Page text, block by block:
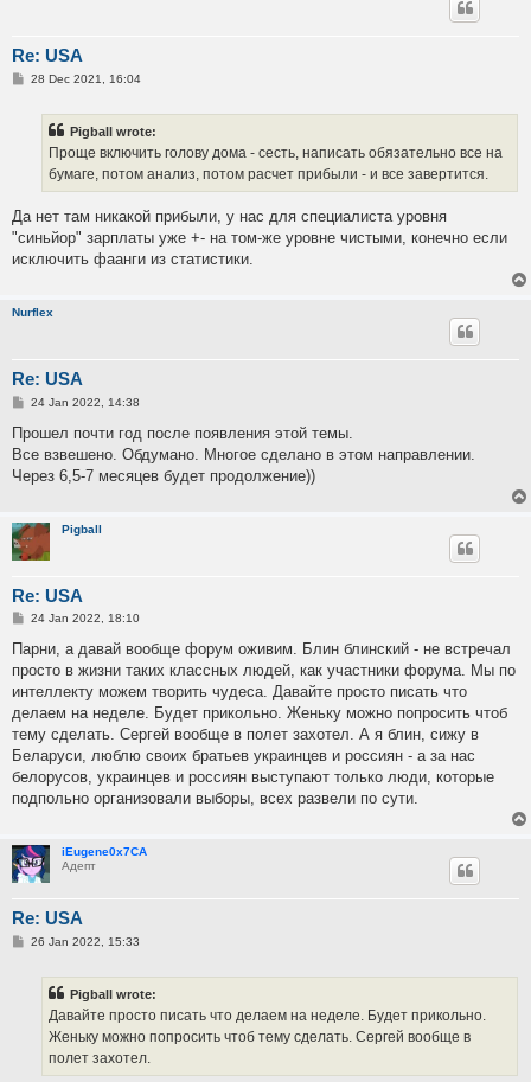
Re: USA
P28 Dec 2021, 16:04
Pigball wrote:
Проще включить голову дома - сесть, написать обязательно все на
бумаге, потом анализ, потом расчет прибыли - и все завертится.
Да нет там никакой прибыли, у нас для специалиста уровня
"синьйор" зарплаты уже +- на том-же уровне чистыми, конечно если
исключить фаанги из статистики.
Nurflex
Re: USA
P
s
24 Jan 2022, 14:38
Прошел почти год после появления этой темы.
Все взвешено. Обдумано. Многое сделано в этом направлении.
Через 6,5-7 месяцев будет продолжение))
Pigball
Re: USA
P
s
24 Jan 2022, 18:10
Парни, а давай вообще форум оживим. Блин блинский - не встречал
просто в жизни таких классных людей, как участники форума. Мы по
интеллекту можем творить чудеса. Давайте просто писать что
делаем на неделе. Будет прикольно. Женьку можно попросить чтоб
тему сделать. Сергей вообще в полет захотел. А я блин, сижу в
Беларуси, люблю своих братьев украинцев и россиян - а за нас
белорусов, украинцев и россиян выступают только люди, которые
подпольно организовали выборы, всех развели по сути.
iEugene0x7CA
Адепт
Re: USA
P26 Jan 2022, 15:33
Pigball wrote:
Давайте просто писать что делаем на неделе. Будет прикольно.
Женьку можно попросить чтоб тему сделать. Сергей вообще в
полет захотел.